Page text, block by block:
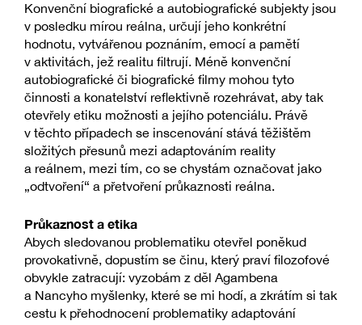
Konvenční biografické a autobiografické subjekty jsou
v posledku mírou reálna, určují jeho konkrétní
hodnotu, vytvářenou poznáním, emocí a pamětí
v aktivitách, jež realitu filtrují. Méně konvenční
autobiografické či biografické filmy mohou tyto
činnosti a konatelství reflektivně rozehrávat, aby tak
otevřely etiku možnosti a jejího potenciálu. Právě
v těchto případech se inscenování stává těžištěm
složitých přesunů mezi adaptováním reality
a reálnem, mezi tím, co se chystám označovat jako
„odtvoření“ a přetvoření průkaznosti reálna.
Průkaznost a etika
Abych sledovanou problematiku otevřel poněkud
provokativně, dopustím se činu, který praví filozofové
obvykle zatracují: vyzobám z děl Agambena
a Nancyho myšlenky, které se mi hodí, a zkrátím si tak
cestu k přehodnocení problematiky adaptování